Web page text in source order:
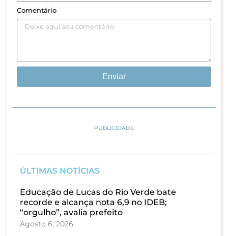
Comentário
Enviar
PUBLICIDADE
ÚLTIMAS NOTÍCIAS
Educação de Lucas do Rio Verde bate
recorde e alcança nota 6,9 no IDEB;
“orgulho”, avalia prefeito
Agosto 6, 2026